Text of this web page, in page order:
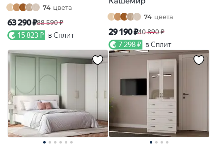
74 цвета
63 290 ₽88 590 ₽
15 823 ₽ в Сплит
74 цвета
29 190 ₽40 890 ₽
7 298 ₽ в Сплит